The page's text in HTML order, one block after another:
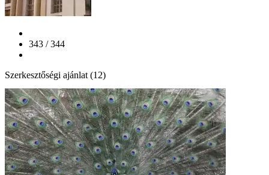
343 / 344
Szerkesztőségi ajánlat (12)